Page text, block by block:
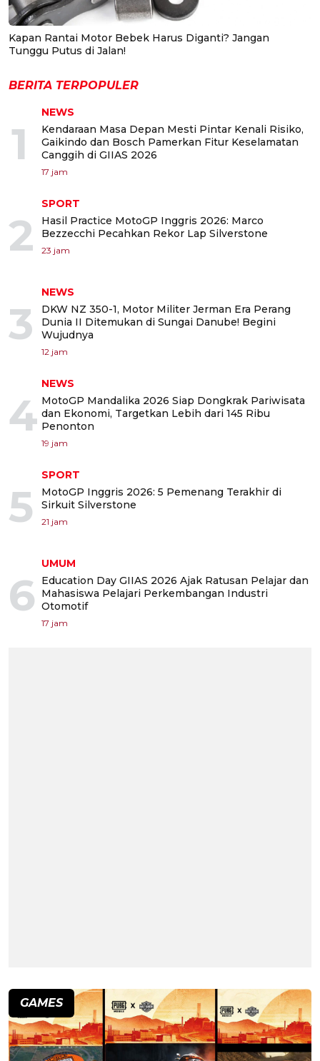
Kapan Rantai Motor Bebek Harus Diganti? Jangan
Tunggu Putus di Jalan!
BERITA TERPOPULER
1
NEWS
Kendaraan Masa Depan Mesti Pintar Kenali Risiko,
Gaikindo dan Bosch Pamerkan Fitur Keselamatan
Canggih di GIIAS 2026
17 jam
2
SPORT
Hasil Practice MotoGP Inggris 2026: Marco
Bezzecchi Pecahkan Rekor Lap Silverstone
23 jam
3
NEWS
DKW NZ 350-1, Motor Militer Jerman Era Perang
Dunia II Ditemukan di Sungai Danube! Begini
Wujudnya
12 jam
4
NEWS
MotoGP Mandalika 2026 Siap Dongkrak Pariwisata
dan Ekonomi, Targetkan Lebih dari 145 Ribu
Penonton
19 jam
5
SPORT
MotoGP Inggris 2026: 5 Pemenang Terakhir di
Sirkuit Silverstone
21 jam
6
UMUM
Education Day GIIAS 2026 Ajak Ratusan Pelajar dan
Mahasiswa Pelajari Perkembangan Industri
Otomotif
17 jam
GAMES